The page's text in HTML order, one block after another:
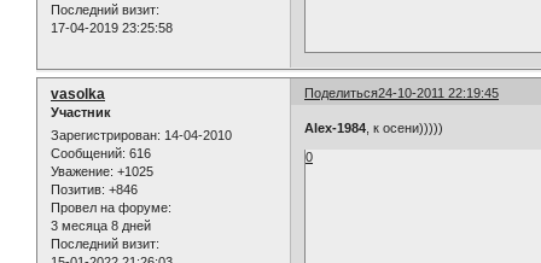
Последний визит:
17-04-2019 23:25:58
Поделиться24-10-2011 22:19:45
vasolka
Участник
Зарегистрирован: 14-04-2010
Сообщений: 616
Уважение: +1025
Позитив: +846
Провел на форуме:
3 месяца 8 дней
Последний визит:
Alex-1984 , к осени)))))
0